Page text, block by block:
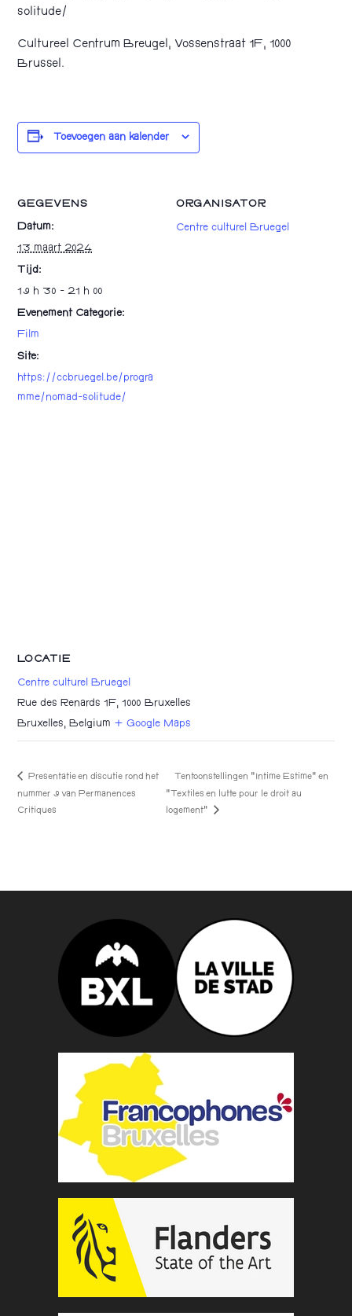
solitude/
Cultureel Centrum Breugel, Vossenstraat 1F, 1000
Brussel.
Toevoegen aan kalender
GEGEVENS
Datum:
13 maart 2024
Tijd:
19 h 30 - 21 h 00
Evenement Categorie:
Film
Site:
https://ccbruegel.be/progra
mme/nomad-solitude/
ORGANISATOR
Centre culturel Bruegel
LOCATIE
Centre culturel Bruegel
Rue des Renards 1F, 1000 Bruxelles
Bruxelles , Belgium + Google Maps
Presentatie en discutie rond het
nummer 9 van Permanences
Critiques
Tentoonstellingen “Intime Estime” en
“Textiles en lutte pour le droit au
logement”